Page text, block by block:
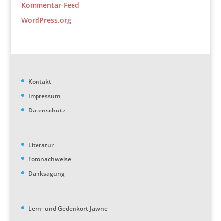
Kommentar-Feed
WordPress.org
Kontakt
Impressum
Datenschutz
Literatur
Fotonachweise
Danksagung
Lern- und Gedenkort Jawne